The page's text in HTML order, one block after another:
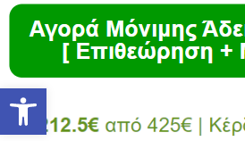
Ανοίξτε τη γραμμή εργαλείων